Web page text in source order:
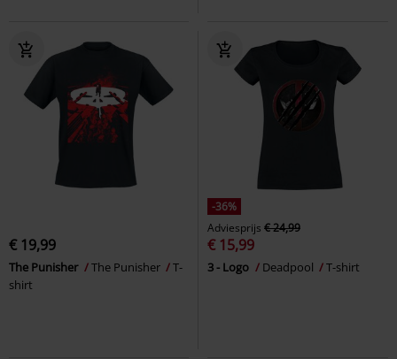
€ 19,99
The Punisher The Punisher
T-
shirt
-36%
Adviesprijs € 24,99
€ 15,99
3 - Logo Deadpool T-shirt